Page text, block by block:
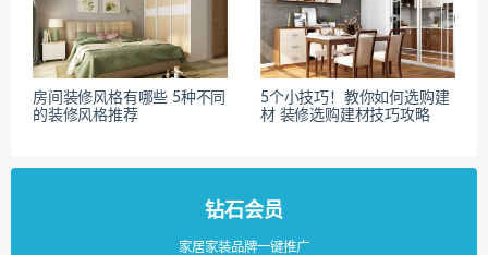
房间装修风格有哪些 5种不同
的装修风格推荐
5个小技巧！教你如何选购建
材 装修选购建材技巧攻略
钻石会员
家居家装品牌一键推广